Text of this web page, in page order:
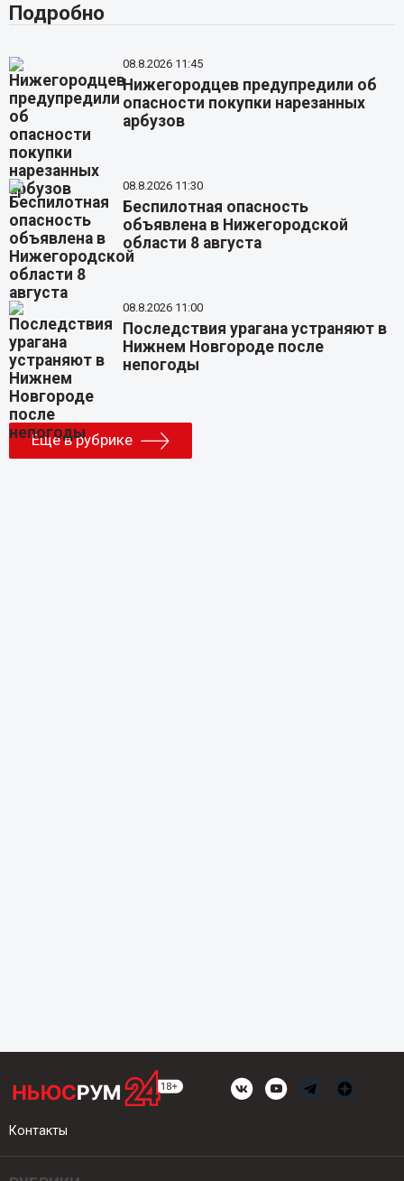
Подробно
08.8.2026 11:45
Нижегородцев предупредили об
опасности покупки нарезанных
арбузов
08.8.2026 11:30
Беспилотная опасность
объявлена в Нижегородской
области 8 августа
08.8.2026 11:00
Последствия урагана устраняют в
Нижнем Новгороде после
непогоды
Еще в рубрике
Контакты